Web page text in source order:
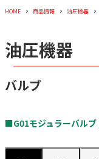
HOME 商品情報 油圧機器
油圧機器
バルブ
■G01モジュラーバルブ